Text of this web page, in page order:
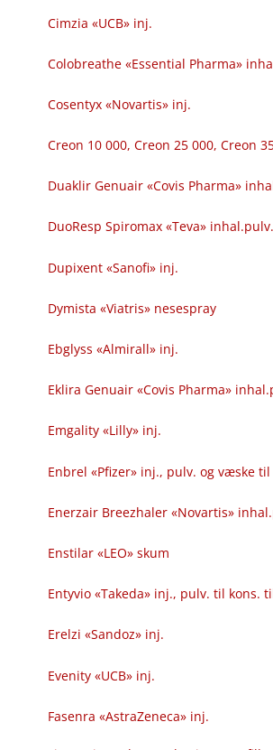
Cimzia «UCB» inj.
Colobreathe «Essential Pharma»
Cosentyx «Novartis» inj.
Creon 10 000, Creon 25 000, Creon
Duaklir Genuair «Covis Pharma»
DuoResp Spiromax «Teva» inhal.pulv.
Dupixent «Sanofi» inj.
Dymista «Viatris» nesespray
Ebglyss «Almirall» inj.
Eklira Genuair «Covis Pharma»
Emgality «Lilly» inj.
Enbrel «Pfizer» inj., pulv. og væske
Enerzair Breezhaler «Novartis»
Enstilar «LEO» skum
Entyvio «Takeda» inj., pulv. til kons.
Erelzi «Sandoz» inj.
Evenity «UCB» inj.
Fasenra «AstraZeneca» inj.